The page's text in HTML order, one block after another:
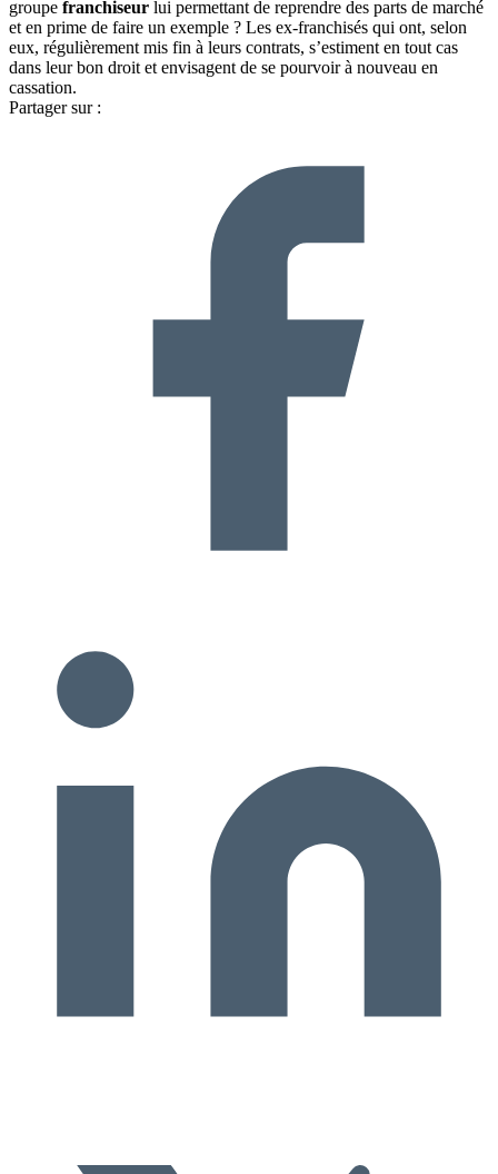
groupe franchiseur lui permettant de reprendre des parts de marché
et en prime de faire un exemple ? Les ex-franchisés qui ont, selon
eux, régulièrement mis fin à leurs contrats, s’estiment en tout cas
dans leur bon droit et envisagent de se pourvoir à nouveau en
cassation.
Partager sur :